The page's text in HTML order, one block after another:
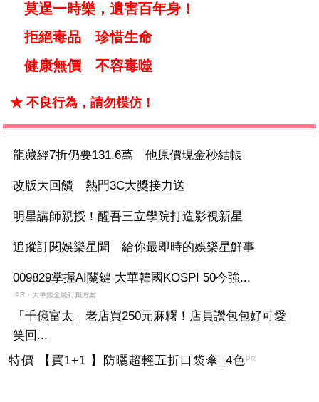
莫逞一時樂，遺害百年身！
拒絕毒品 珍惜生命
健康無價 不容毒噬
★ 不良行為，請勿模仿！
龍藏經7折仍要131.6萬 他原價現金秒結帳
改版大回饋 熱門3C大獎接力送
明星講師親授！醒吾三立學院打造影視新星
追蹤訂閱娛樂星聞 給你最即時的娛樂星鮮事
009829掌握AI關鍵 大華韓國KOSPI 50今強...
PR・大華銀全能行銷方案
「千億富太」老店買250元麻糬！店員讚包包好可愛
笑回...
特價 【買1+1 】防曬超輕五折口袋傘_4色PR